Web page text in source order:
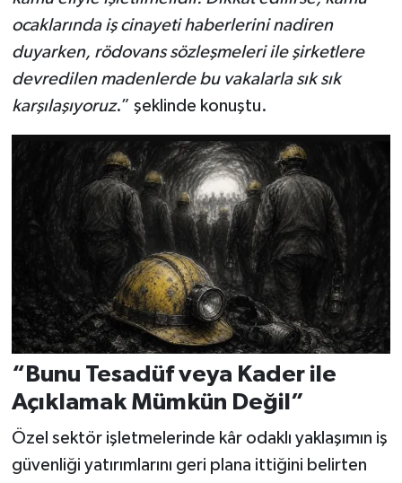
ocaklarında iş cinayeti haberlerini nadiren
duyarken, rödovans sözleşmeleri ile şirketlere
devredilen madenlerde bu vakalarla sık sık
karşılaşıyoruz.” şeklinde konuştu.
“Bunu Tesadüf veya Kader ile
Açıklamak Mümkün Değil”
Özel sektör işletmelerinde kâr odaklı yaklaşımın iş
güvenliği yatırımlarını geri plana ittiğini belirten